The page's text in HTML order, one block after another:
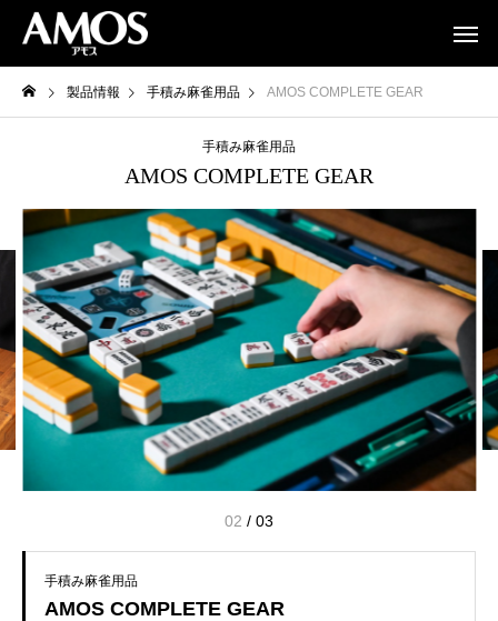
製品情報 手積み麻雀用品 AMOS COMPLETE GEAR
手積み麻雀用品
AMOS COMPLETE GEAR
02 / 03
手積み麻雀用品
AMOS COMPLETE GEAR